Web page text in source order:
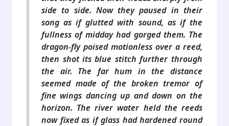
side to side. Now they paused in their
song as if glutted with sound, as if the
fullness of midday had gorged them. The
dragon-fly poised motionless over a reed,
then shot its blue stitch further through
the air. The far hum in the distance
seemed made of the broken tremor of
fine wings dancing up and down on the
horizon. The river water held the reeds
now fixed as if glass had hardened round